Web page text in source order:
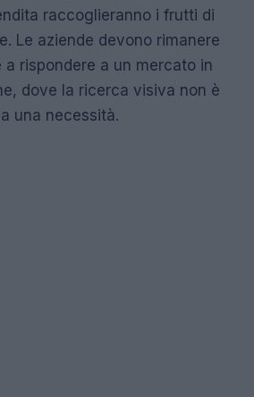
raccoglieranno i frutti di
Le aziende devono rimanere
rispondere a un mercato in
dove la ricerca visiva non è
una necessità.